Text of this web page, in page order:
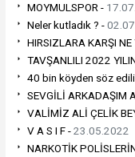
MOYMULSPOR -
Neler kutladık ? -
HIRSIZLARA KARŞI
TAVŞANLILI 2022
40 bin köyden söz
SEVGİLİ ARKADAŞIM
VALİMİZ ALİ ÇELİK
V A S I F -23.05.2022
NARKOTİK